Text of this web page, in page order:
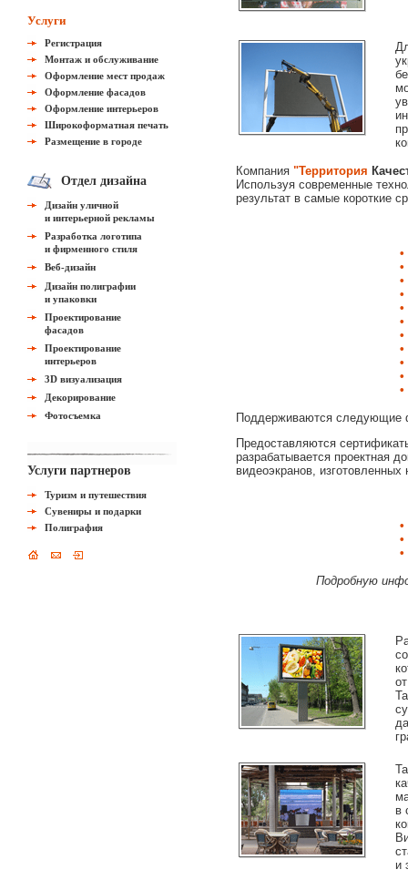
Услуги
Регистрация
Монтаж и обслуживание
Оформление мест продаж
Оформление фасадов
Оформление интерьеров
Широкоформатная печать
Размещение в городе
Отдел дизайна
Дизайн уличной
и интерьерной рекламы
Разработка логотипа
и фирменного стиля
Веб-дизайн
Дизайн полиграфии
и упаковки
Проектирование
фасадов
Проектирование
интерьеров
3D визуализация
Декорирование
Фотосъемка
Услуги партнеров
Туризм и путешествия
Сувениры и подарки
Полиграфия
Компания "Территория
Используя современные
результат в самые короткие
•
•
•
•
•
•
•
•
•
•
•
Поддерживаются следующие
Предоставляются
разрабатывается проектная
видеоэкранов,
•
•
•
Подробную
в
и